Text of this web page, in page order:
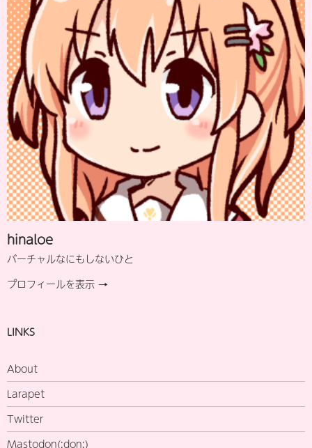
hinaloe
バーチャルなにもしないひと
プロフィールを表示 →
LINKS
About
Larapet
Twitter
Mastodon(:don:)